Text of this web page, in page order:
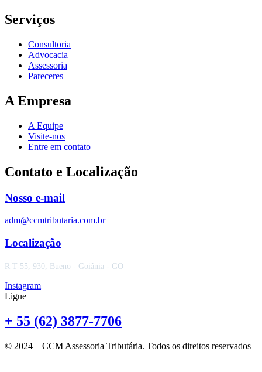
Serviços
Consultoria
Advocacia
Assessoria
Pareceres
A Empresa
A Equipe
Visite-nos
Entre em contato
Contato e Localização
Nosso e-mail
adm@ccmtributaria.com.br
Localização
R T-55, 930, Bueno - Goiânia - GO
Instagram
Ligue
+ 55 (62) 3877-7706
© 2024 – CCM Assessoria Tributária. Todos os direitos reservados